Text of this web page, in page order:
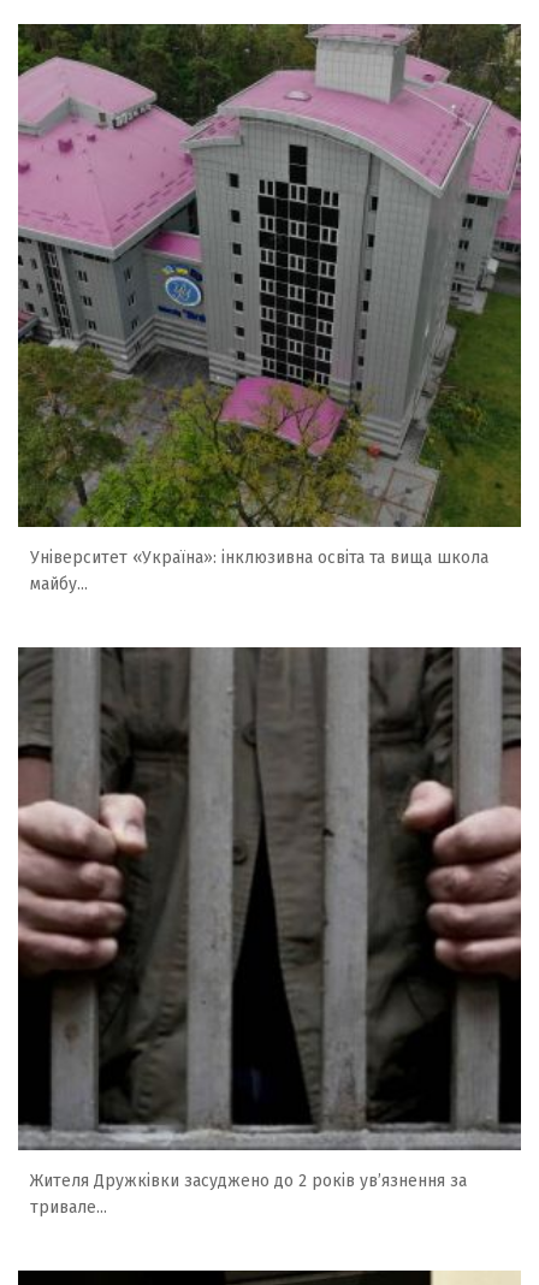
Університет «Україна»: інклюзивна освіта та вища школа
майбу...
Жителя Дружківки засуджено до 2 років ув’язнення за
тривале...